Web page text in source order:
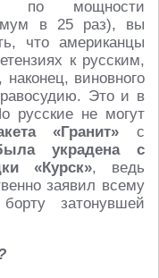
по мощности
в 25 раз), вы
что американцы
к русским,
виновного
Это и в
русские не могут
«Гранит» с
украдена с
«Курск», ведь
заявил всему
затонувшей